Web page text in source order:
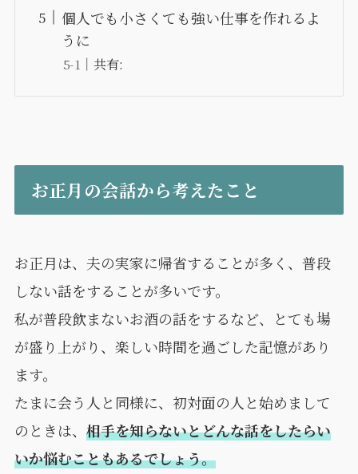
個人でも小さくても強い仕事を作れるよ
うに
共有:
お正月の会話から考えたこと
お正月は、夫の実家に帰省することが多く、普段
しない話をすることが多いです。
私が普段飲まないお酒の話をするなど、とても場
が盛り上がり、楽しい時間を過ごした記憶があり
ます。
たまに会う人と同様に、初対面の人と始めまして
のときは、 相手を知らないとどんな話をしたらい
いか悩むこともあるでしょう。